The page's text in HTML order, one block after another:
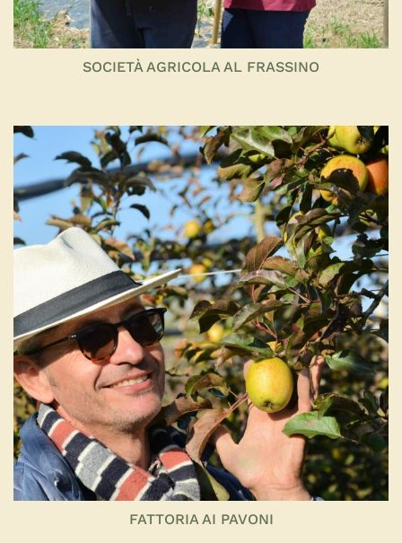
SOCIETÀ AGRICOLA AL FRASSINO
FATTORIA AI PAVONI